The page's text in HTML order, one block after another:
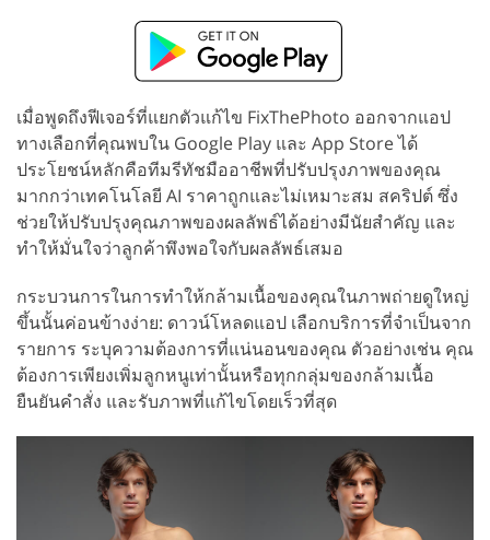
เมื่อพูดถึงฟีเจอร์ที่แยกตัวแก้ไข FixThePhoto ออกจากแอป
ทางเลือกที่คุณพบใน Google Play และ App Store ได้
ประโยชน์หลักคือทีมรีทัชมืออาชีพที่ปรับปรุงภาพของคุณ
มากกว่าเทคโนโลยี AI ราคาถูกและไม่เหมาะสม สคริปต์ ซึ่ง
ช่วยให้ปรับปรุงคุณภาพของผลลัพธ์ได้อย่างมีนัยสำคัญ และ
ทำให้มั่นใจว่าลูกค้าพึงพอใจกับผลลัพธ์เสมอ
กระบวนการในการทำให้กล้ามเนื้อของคุณในภาพถ่ายดูใหญ่
ขึ้นนั้นค่อนข้างง่าย: ดาวน์โหลดแอป เลือกบริการที่จำเป็นจาก
รายการ ระบุความต้องการที่แน่นอนของคุณ ตัวอย่างเช่น คุณ
ต้องการเพียงเพิ่มลูกหนูเท่านั้นหรือทุกกลุ่มของกล้ามเนื้อ
ยืนยันคำสั่ง และรับภาพที่แก้ไขโดยเร็วที่สุด